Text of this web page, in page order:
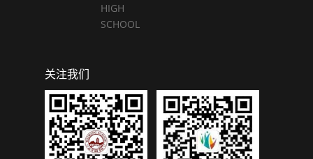
HIGH
SCHOOL
关注我们